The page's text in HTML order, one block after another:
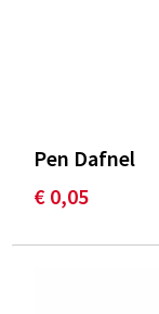
Pen Dafnel
€ 0,05